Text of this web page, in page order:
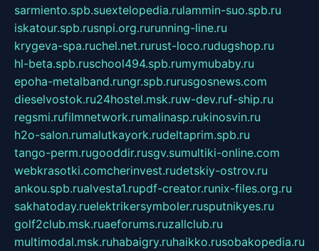
sarmiento.spb.suextelopedia.rulammin-suo.spb.ru
iskatour.spb.rusnpi.org.rurunning-line.ru
krygeva-spa.ruchel.net.rurust-loco.rudugshop.ru
hl-beta.spb.ruschool494.spb.rumymubaby.ru
epoha-metalband.rungr.spb.rurusgosnews.com
dieselvostok.ru24hostel.msk.ruw-dev.ruf-ship.ru
regsmi.rufilmnetwork.rumalinasp.rukinosvin.ru
h2o-salon.rumalutkayork.rudeltaprim.spb.ru
tango-perm.rugooddir.rusgv.sumultiki-online.com
webkrasotki.comcherinvest.rudetskiy-ostrov.ru
ankou.spb.rualvesta1.rupdf-creator.runix-files.org.ru
sakhatoday.ruelektrikersymboler.rusputnikyes.ru
golf2club.msk.ruaeforums.ruzallclub.ru
multimodal.msk.ruhabaigry.ruhaikko.rusobakopedia.ru